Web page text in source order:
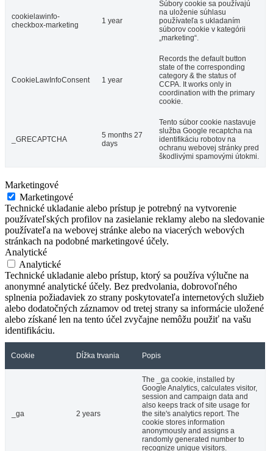
cookielawinfo-
checkbox-marketing
1 year
Súbory cookie sa používajú
na uloženie súhlasu
používateľa s ukladaním
súborov cookie v kategórii
„marketing“.
CookieLawInfoConsent 1 year
Records the default button
state of the corresponding
category & the status of
CCPA. It works only in
coordination with the primary
cookie.
_GRECAPTCHA
5 months 27
days
Tento súbor cookie nastavuje
služba Google recaptcha na
identifikáciu robotov na
ochranu webovej stránky pred
škodlivými spamovými útokmi.
Marketingové
Marketingové
Technické ukladanie alebo prístup je potrebný na vytvorenie
používateľských profilov na zasielanie reklamy alebo na sledovanie
používateľa na webovej stránke alebo na viacerých webových
stránkach na podobné marketingové účely.
Analytické
Analytické
Technické ukladanie alebo prístup, ktorý sa používa výlučne na
anonymné analytické účely. Bez predvolania, dobrovoľného
splnenia požiadaviek zo strany poskytovateľa internetových služieb
alebo dodatočných záznamov od tretej strany sa informácie uložené
alebo získané len na tento účel zvyčajne nemôžu použiť na vašu
identifikáciu.
Cookie Dĺžka trvania Popis
_ga 2 years
The _ga cookie, installed by
Google Analytics, calculates visitor,
session and campaign data and
also keeps track of site usage for
the site's analytics report. The
cookie stores information
anonymously and assigns a
randomly generated number to
recognize unique visitors.